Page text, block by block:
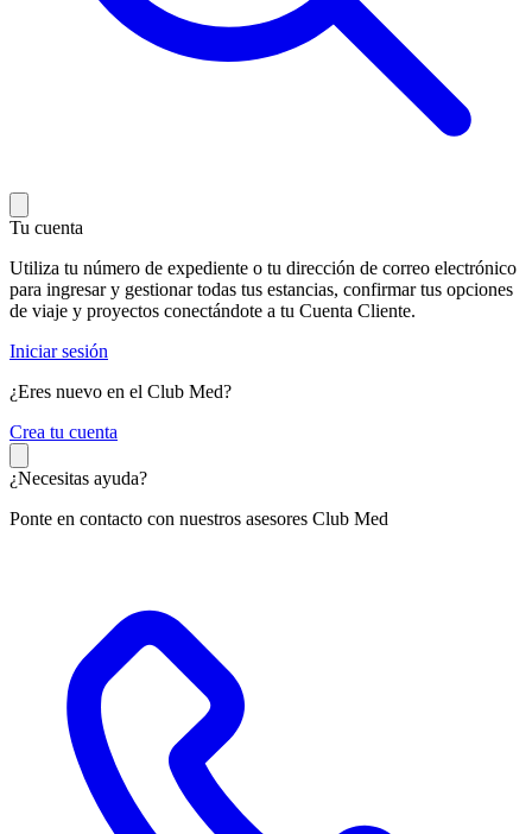
Tu cuenta
Utiliza tu número de expediente o tu dirección de correo electrónico
para ingresar y gestionar todas tus estancias, confirmar tus opciones
de viaje y proyectos conectándote a tu Cuenta Cliente.
Iniciar sesión
¿Eres nuevo en el Club Med?
Crea tu cuenta
¿Necesitas ayuda?
Ponte en contacto con nuestros asesores Club Med